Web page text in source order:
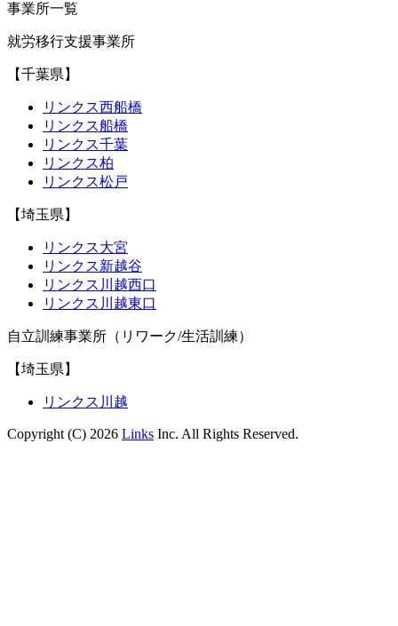
事業所一覧
就労移行支援事業所
【千葉県】
リンクス西船橋
リンクス船橋
リンクス千葉
リンクス柏
リンクス松戸
【埼玉県】
リンクス大宮
リンクス新越谷
リンクス川越西口
リンクス川越東口
自立訓練事業所（リワーク/生活訓練）
【埼玉県】
リンクス川越
Copyright (C) 2026 Links Inc. All Rights Reserved.